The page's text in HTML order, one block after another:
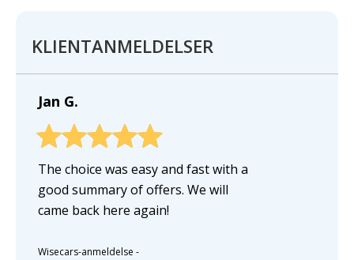
KLIENTANMELDELSER
Jan G.
The choice was easy and fast with a
good summary of offers. We will
came back here again!
Wisecars-anmeldelse -